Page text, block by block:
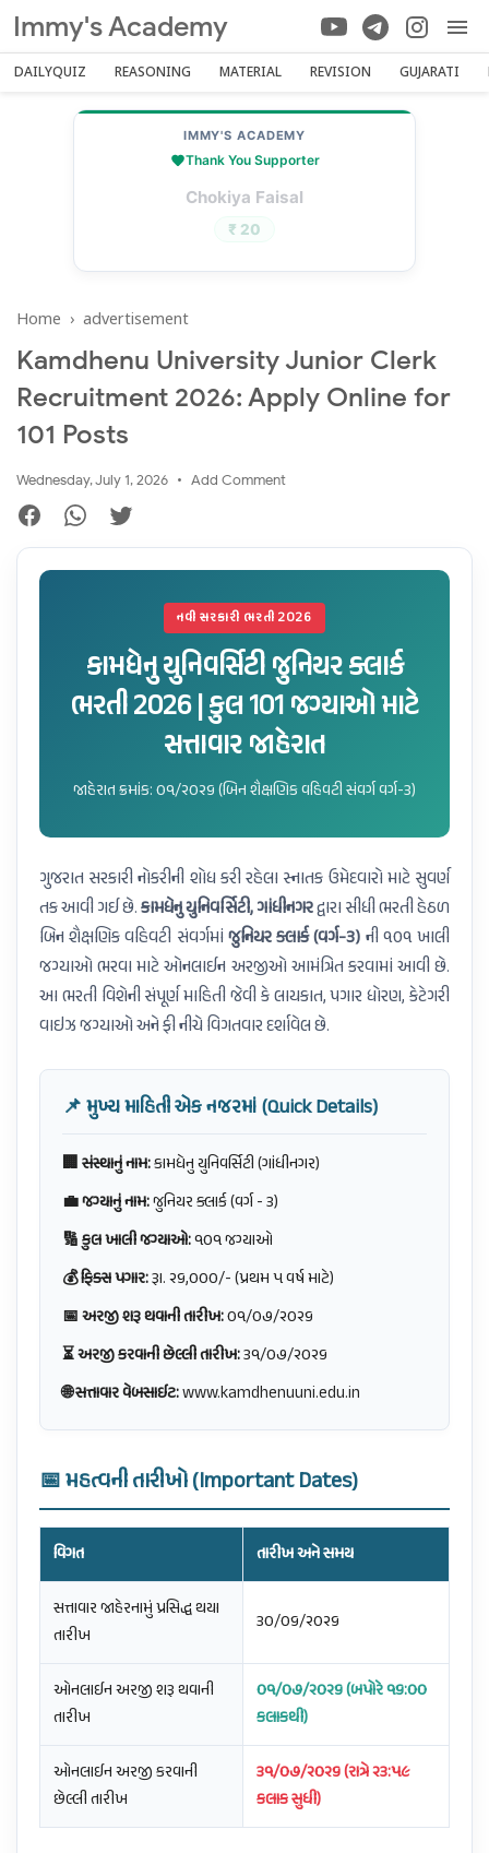
Immy's Academy
DAILYQUIZ REASONING MATERIAL REVISION GUJARATI
IMMY'S ACADEMY
Thank You Supporter
Sheikh Mohammed Sameer
₹ 100
Home › advertisement
Kamdhenu University Junior Clerk
Recruitment 2026: Apply Online for
101 Posts
Wednesday, July 1, 2026 Add Comment
નવી સરકારી ભરતી 2026
કામધેનુ યુનિવર્સિટી જુનિયર ક્લાર્ક
ભરતી 2026 | કુલ 101 જગ્યાઓ માટે
સત્તાવાર જાહેરાત
જાહેરાત ક્રમાંક: ૦૧/૨૦૨૬ (બિન શૈક્ષણિક વહિવટી સંવર્ગ વર્ગ-૩)
ગુજરાત સરકારી નોકરીની શોધ કરી રહેલા સ્નાતક ઉમેદવારો માટે સુવર્ણ
તક આવી ગઈ છે.કામધેનુ યુનિવર્સિટી, ગાંધીનગરદ્વારા સીધી ભરતી હેઠળ
બિન શૈક્ષણિક વહિવટી સંવર્ગમાંજુનિયર ક્લાર્ક (વર્ગ-૩) ની ૧૦૧ ખાલી
જગ્યાઓ ભરવા માટે ઓનલાઈન અરજીઓ આમંત્રિત કરવામાં આવી છે.
આ ભરતી વિશેની સંપૂર્ણ માહિતી જેવી કે લાયકાત, પગાર ધોરણ, કેટેગરી
વાઇઝ જગ્યાઓ અને ફી નીચે વિગતવાર દર્શાવેલ છે.
📌 મુખ્ય માહિતી એક નજરમાં (Quick Details)
🏢 સંસ્થાનું નામ:કામધેનુ યુનિવર્સિટી (ગાંધીનગર)
💼 જગ્યાનું નામ:જુનિયર ક્લાર્ક (વર્ગ - ૩)
🔢 કુલ ખાલી જગ્યાઓ:૧૦૧ જગ્યાઓ
💰 ફિક્સ પગાર:રૂા. ૨૬,૦૦૦/- (પ્રથમ ૫ વર્ષ માટે)
📅 અરજી શરૂ થવાની તારીખ:૦૧/૦૭/૨૦૨૬
⏳ અરજી કરવાની છેલ્લી તારીખ:૩૧/૦૭/૨૦૨૬
🌐 સત્તાવાર વેબસાઈટ:www.kamdhenuuni.edu.in
📅 મહત્વની તારીખો (Important Dates)
વિગત તારીખ અને સમય
સત્તાવાર જાહેરનામું પ્રસિદ્ધ થયા
તારીખ
૩૦/૦૬/૨૦૨૬
ઓનલાઈન અરજી શરૂ થવાની
તારીખ
૦૧/૦૭/૨૦૨૬ (બપોરે ૧૬:૦૦
કલાકથી)
ઓનલાઈન અરજી કરવાની
છેલ્લી તારીખ
૩૧/૦૭/૨૦૨૬ (રાત્રે ૨૩:૫૯
કલાક સુધી)